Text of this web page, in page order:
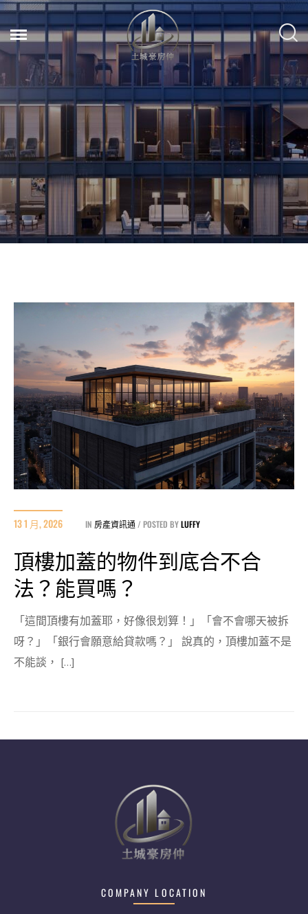
13 1 月, 2026 IN 房產資訊通 POSTED BYLUFFY
頂樓加蓋的物件到底合不合
法？能買嗎？
「這間頂樓有加蓋耶，好像很划算！」「會不會哪天被拆
呀？」「銀行會願意給貸款嗎？」 說真的，頂樓加蓋不是
不能談， […]
COMPANY LOCATION